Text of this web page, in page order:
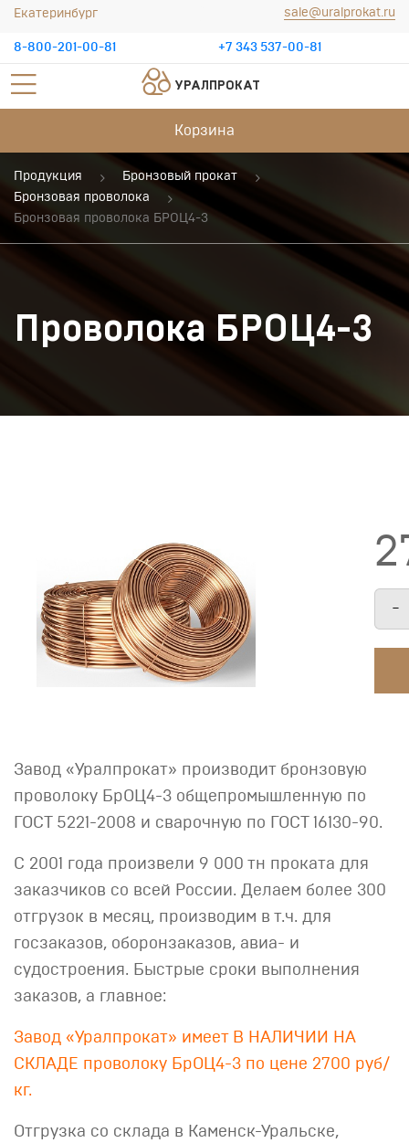
УРАЛПРОКАТ
Екатеринбург sale@uralprokat.ru
8-800-201-00-81 +7 343 537-00-81
Корзина
Продукция
Бронзовый прокат
Бронзовая проволока
Бронзовая проволока БРОЦ4-3
Проволока БРОЦ4-3
-
Завод «Уралпрокат» производит бронзовую
проволоку БрОЦ4-3 общепромышленную по
ГОСТ 5221-2008 и сварочную по ГОСТ 16130-90.
С 2001 года произвели 9 000 тн проката для
заказчиков со всей России. Делаем более 300
отгрузок в месяц, производим в т.ч. для
госзаказов, оборонзаказов, авиа- и
судостроения. Быстрые сроки выполнения
заказов, а главное:
Завод «Уралпрокат» имеет В НАЛИЧИИ НА
СКЛАДЕ проволоку БрОЦ4-3 по цене 2700 руб/
кг.
Отгрузка со склада в Каменск-Уральске,